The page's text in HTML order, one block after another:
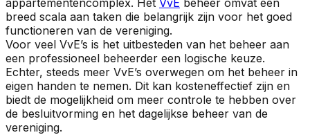
breed scala aan taken die belangrijk zijn voor het goed
functioneren van de vereniging.
Voor veel VvE’s is het uitbesteden van het beheer aan
een professioneel beheerder een logische keuze.
Echter, steeds meer VvE’s overwegen om het beheer in
eigen handen te nemen. Dit kan kosteneffectief zijn en
biedt de mogelijkheid om meer controle te hebben over
de besluitvorming en het dagelijkse beheer van de
vereniging.